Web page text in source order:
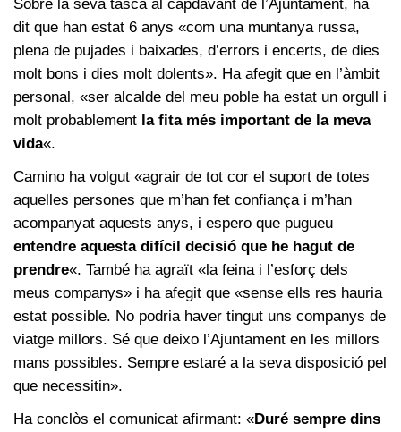
Sobre la seva tasca al capdavant de l’Ajuntament, ha
dit que han estat 6 anys «com una muntanya russa,
plena de pujades i baixades, d’errors i encerts, de dies
molt bons i dies molt dolents». Ha afegit que en l’àmbit
personal, «ser alcalde del meu poble ha estat un orgull i
molt probablement la fita més important de la meva
vida«.
Camino ha volgut «agrair de tot cor el suport de totes
aquelles persones que m’han fet confiança i m’han
acompanyat aquests anys, i espero que pugueu
entendre aquesta difícil decisió que he hagut de
prendre«. També ha agraït «la feina i l’esforç dels
meus companys» i ha afegit que «sense ells res hauria
estat possible. No podria haver tingut uns companys de
viatge millors. Sé que deixo l’Ajuntament en les millors
mans possibles. Sempre estaré a la seva disposició pel
que necessitin».
Ha conclòs el comunicat afirmant: «Duré sempre dins